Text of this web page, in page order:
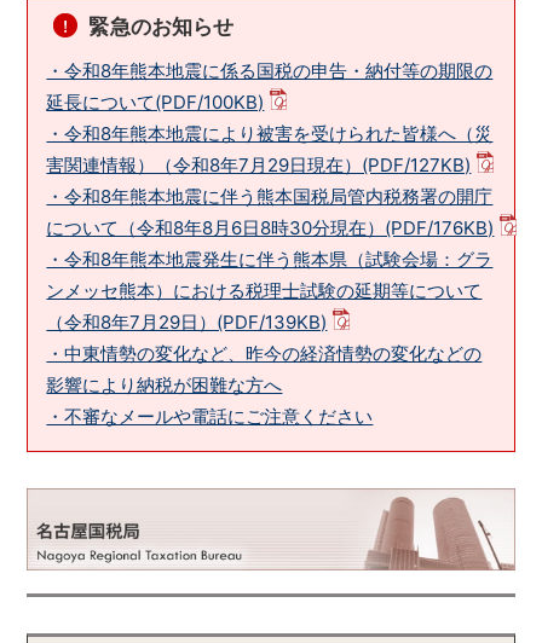
緊急のお知らせ
・令和8年熊本地震に係る国税の申告・納付等の期限の
延長について(PDF/100KB)
・令和8年熊本地震により被害を受けられた皆様へ（災
害関連情報）（令和8年7月29日現在）(PDF/127KB)
・令和8年熊本地震に伴う熊本国税局管内税務署の開庁
について（令和8年8月6日8時30分現在）(PDF/176KB)
・令和8年熊本地震発生に伴う熊本県（試験会場：グラ
ンメッセ熊本）における税理士試験の延期等について
（令和8年7月29日）(PDF/139KB)
・中東情勢の変化など、昨今の経済情勢の変化などの
影響により納税が困難な方へ
・不審なメールや電話にご注意ください